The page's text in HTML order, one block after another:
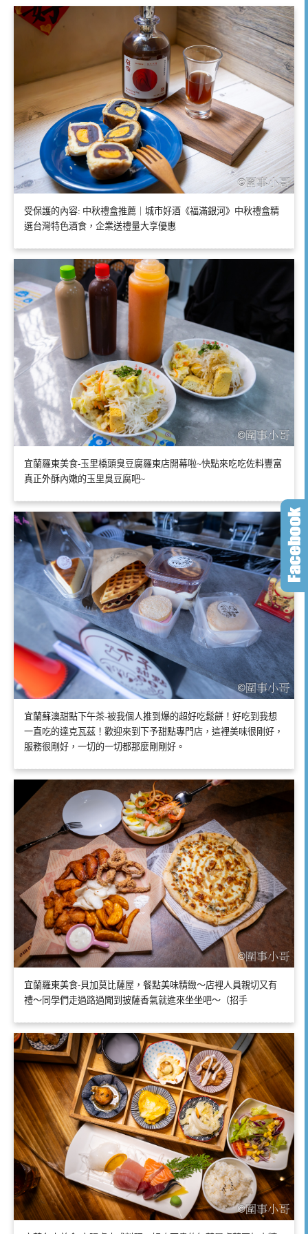
受保護的內容: 中秋禮盒推薦｜城市好酒《福滿銀河》中秋禮盒精
選台灣特色酒食，企業送禮量大享優惠
宜蘭羅東美食-玉里橋頭臭豆腐羅東店開幕啦~快點來吃吃佐料豐富
真正外酥內嫩的玉里臭豆腐吧~
宜蘭蘇澳甜點下午茶-被我個人推到爆的超好吃鬆餅！好吃到我想
一直吃的達克瓦茲！歡迎來到下予甜點專門店，這裡美味很剛好，
服務很剛好，一切的一切都那麼剛剛好。
宜蘭羅東美食-貝加莫比薩屋，餐點美味精緻～店裡人員親切又有
禮～同學們走過路過聞到披薩香氣就進來坐坐吧～（招手